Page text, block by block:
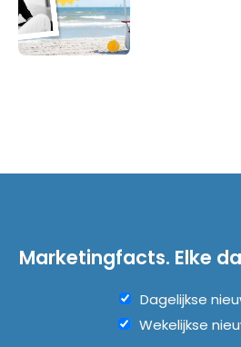
Marketingfacts. Elke
Dagelijkse
Wekelijkse